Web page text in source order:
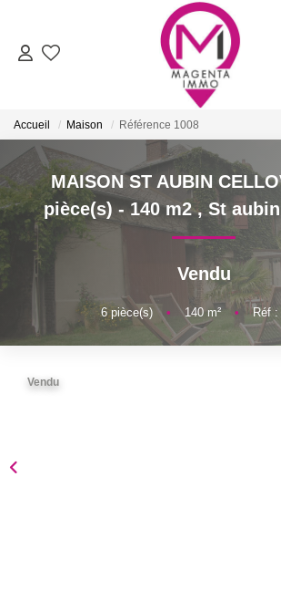
ACHETER
LOUER
FAIRE ESTIMER/
BIENS VENDUS
NOTRE AGENCE
Accueil Maison Référence 1008
MAISON ST AUBIN
pièce(s) - 140 m2, St
Vendu
6pièce(s) • 140m² • Réf :
Vendu